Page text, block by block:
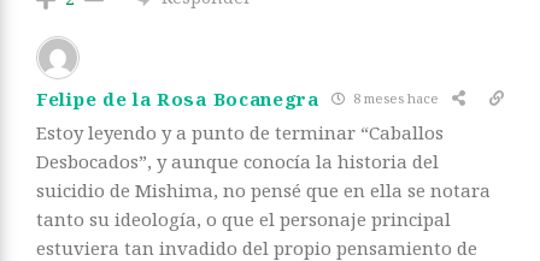
Felipe de la Rosa Bocanegra 8 meses hace
Estoy leyendo y a punto de terminar “Caballos
Desbocados”, y aunque conocía la historia del
suicidio de Mishima, no pensé que en ella se notara
tanto su ideología, o que el personaje principal
estuviera tan invadido del propio pensamiento de